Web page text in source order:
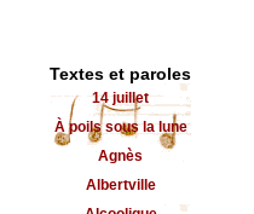
Textes et paroles
14 juillet
À poils sous la lune
Agnès
Albertville